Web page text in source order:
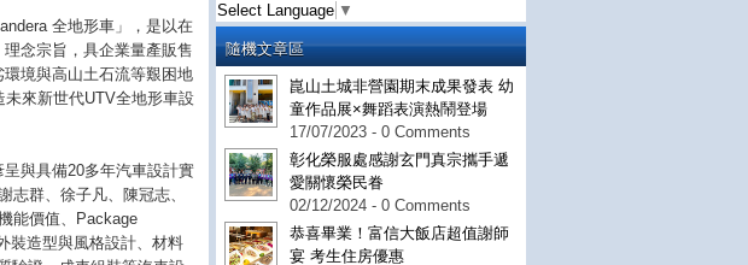
Select Language ▼
隨機文章區
崑山土城非營園期末成果發表 幼
童作品展×舞蹈表演熱鬧登場
17/07/2023 - 0 Comments
彰化榮服處感謝玄門真宗攜手遞
愛關懷榮民眷
02/12/2024 - 0 Comments
恭喜畢業！富信大飯店超值謝師
宴 考生住房優惠
全地形車」，是以在
念宗旨，具企業量產販售
境與高山土石流等艱困地
來新世代UTV全地形車設
與具備20多年汽車設計實
志群、徐子凡、陳冠志、
能價值、Package
裝造型與風格設計、材料